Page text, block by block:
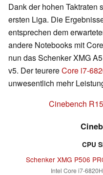
Dank der hohen Taktraten
ersten Liga. Die
entsprechen dem
andere Notebooks mit
nun das Schenker XMG
v5. Der teurereCore i7-
unwesentlich mehr
Cinebench R15
CPU
Schenker XMG P506
Intel Core i7-